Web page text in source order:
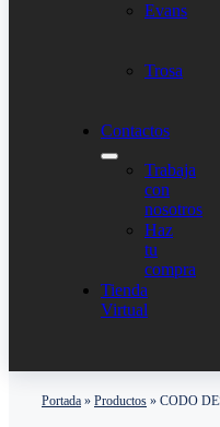
Evans
Trosa
Contactos
Trabaja
con
nosotros
Haz
tu
compra
Tienda
Virtual
Portada » Productos » CODO